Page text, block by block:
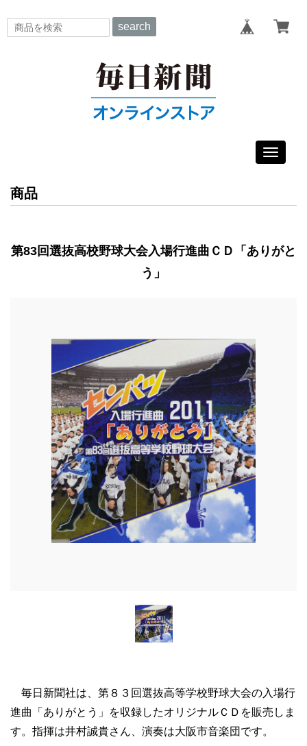
search
Toggle
商品
第83回選抜高校野球大会入場行進曲ＣＤ「ありがと
う」
毎日新聞社は、第８３回選抜高等学校野球大会の入場行
進曲「ありがとう」を収録したオリジナルＣＤを販売しま
す。指揮は井村誠貴さん、演奏は大阪市音楽団です。